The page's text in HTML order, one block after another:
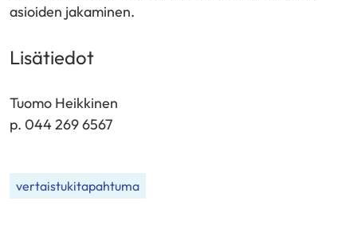
asioiden jakaminen.
Lisätiedot
Tuomo Heikkinen
p. 044 269 6567
vertaistukitapahtuma